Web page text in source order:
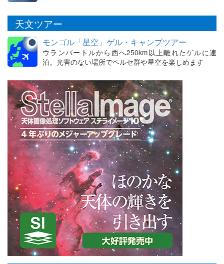
天文ツアー
モンゴル「星空」ゲル・キャンプツアー
ウランバートルから西へ250km以上離れたゲルに連
泊。光害のない場所でペルセ群や星空を楽しめます